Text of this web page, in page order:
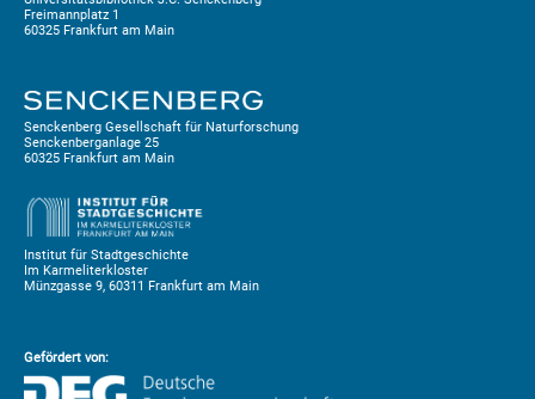
Freimannplatz 1
60325 Frankfurt am Main
Senckenberg Gesellschaft für Naturforschung
Senckenberganlage 25
60325 Frankfurt am Main
Institut für Stadtgeschichte
Im Karmeliterkloster
Münzgasse 9, 60311 Frankfurt am Main
Gefördert von: